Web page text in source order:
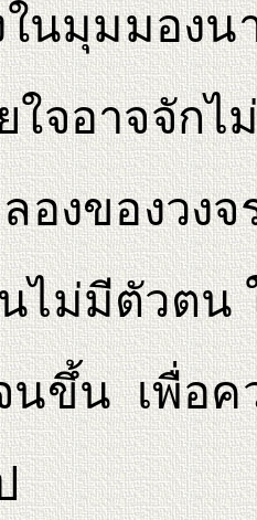
นมุมมองน
ใจอาจจัก
องของวง
ไม่มีตัวตน
นขึ้น เพื่อค